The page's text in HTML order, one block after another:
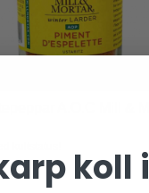
koll i